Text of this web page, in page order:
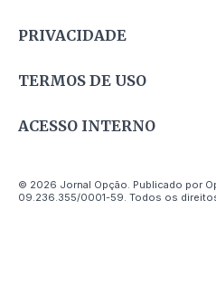
PRIVACIDADE
TERMOS DE USO
ACESSO INTERNO
© 2026 Jornal Opção. Publicado por
09.236.355/0001-59. Todos os